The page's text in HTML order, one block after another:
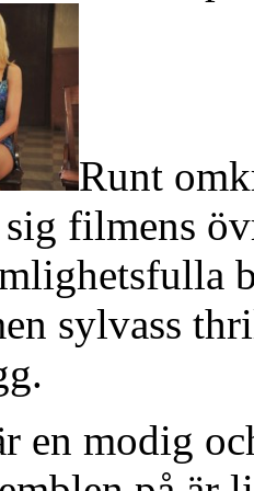
Runt
filmens
sylvass
en modig